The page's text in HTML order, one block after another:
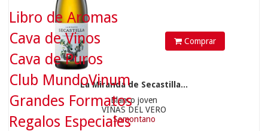
Comprar
La Miranda de Secastilla...
Blanco joven
VIÑAS DEL VERO
Somontano
Libro de Aromas
Cava de Vinos
Cava de Puros
Club MundoVinum
Grandes Formatos
Regalos Especiales